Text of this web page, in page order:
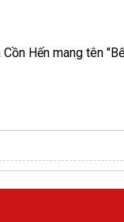
Hến mang tên